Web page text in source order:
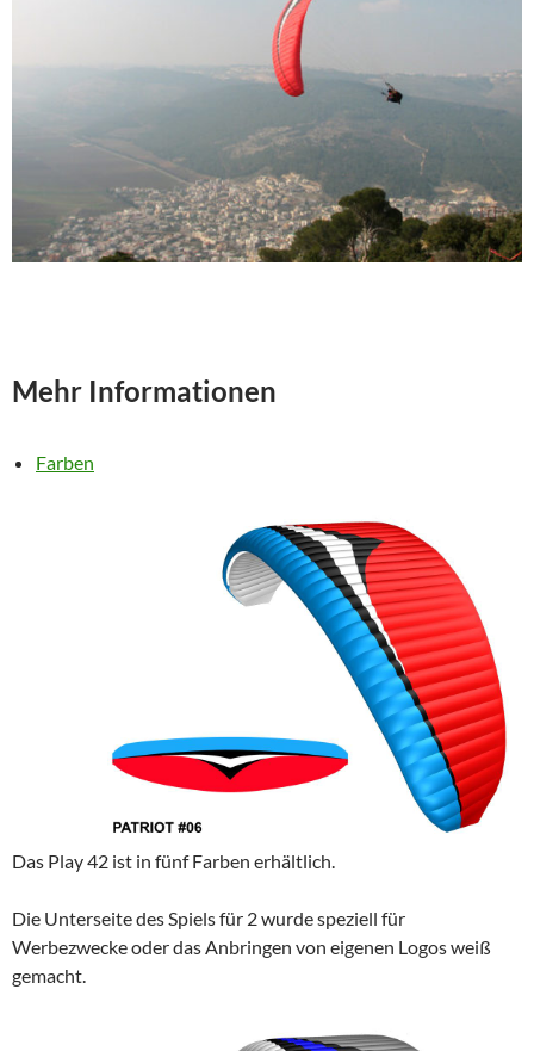
Mehr Informationen
Farben
Das Play 42 ist in fünf Farben erhältlich.
Die Unterseite des Spiels für 2 wurde speziell für
Werbezwecke oder das Anbringen von eigenen Logos weiß
gemacht.